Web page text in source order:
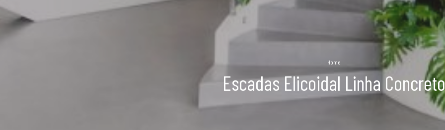
Home
Escadas Elicoidal Linha Concreto